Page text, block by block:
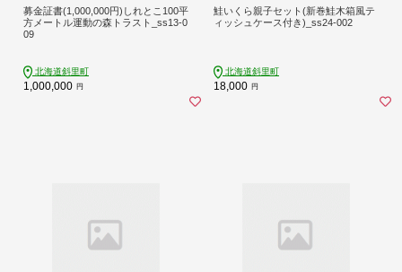
募金証書(1,000,000円)しれとこ100平
方メートル運動の森トラスト_ss13-0
09
北海道斜里町
1,000,000 円
鮭いくら親子セット(新巻鮭木箱風テ
ィッシュケース付き)_ss24-002
北海道斜里町
18,000 円